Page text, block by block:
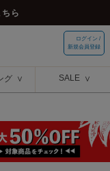
ら
ログイン /
新規会員登録
グ SALE